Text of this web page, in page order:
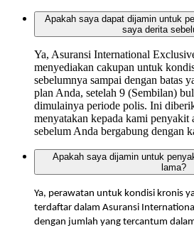
Apakah saya dapat dijamin untuk
saya derita
Ya, Asuransi International
menyediakan cakupan untuk
sebelumnya sampai dengan batas
plan Anda, setelah 9 (Sembilan)
dimulainya periode polis. Ini
menyatakan kepada kami
sebelum Anda bergabung dengan
Apakah saya dijamin untuk
lama?
Ya, perawatan untuk kondisi kronis
terdaftar dalam Asuransi
dengan jumlah yang tercantum